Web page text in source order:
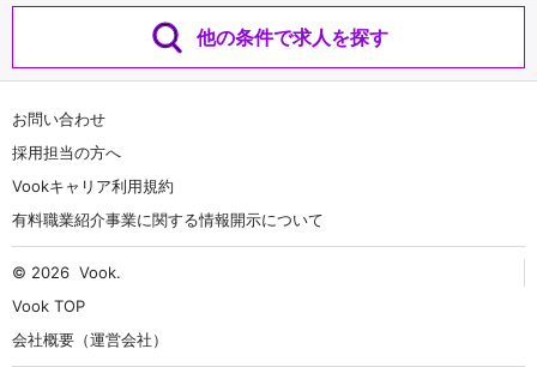
他の条件で求人を探す
お問い合わせ
採用担当の方へ
Vookキャリア利用規約
有料職業紹介事業に関する情報開示について
© 2026 Vook.
Vook TOP
会社概要（運営会社）